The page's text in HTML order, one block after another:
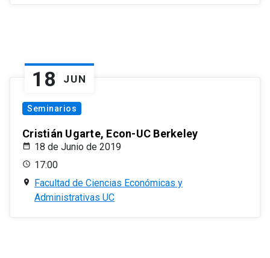
18 JUN
Seminarios
Cristián Ugarte, Econ-UC Berkeley
18 de Junio de 2019
17:00
Facultad de Ciencias Económicas y
Administrativas UC